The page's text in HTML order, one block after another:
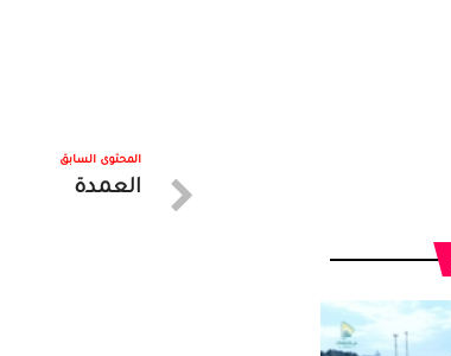
المحتوى السابق
العمدة